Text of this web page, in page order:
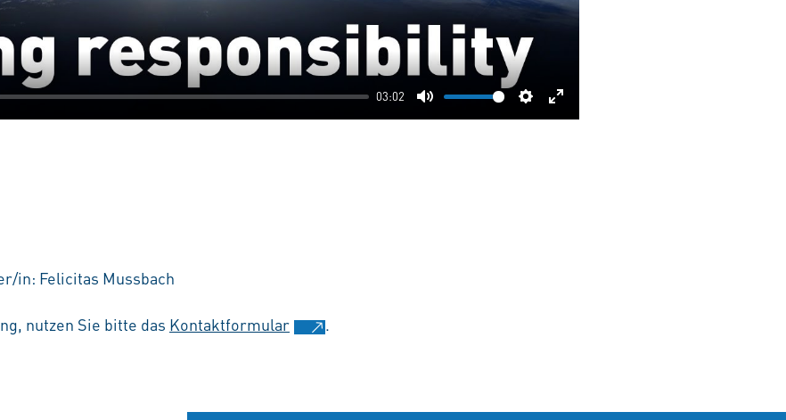
03:02
Mute Settings
Enter
in: Felicitas Mussbach
nutzen Sie bitte das Kontaktformular .